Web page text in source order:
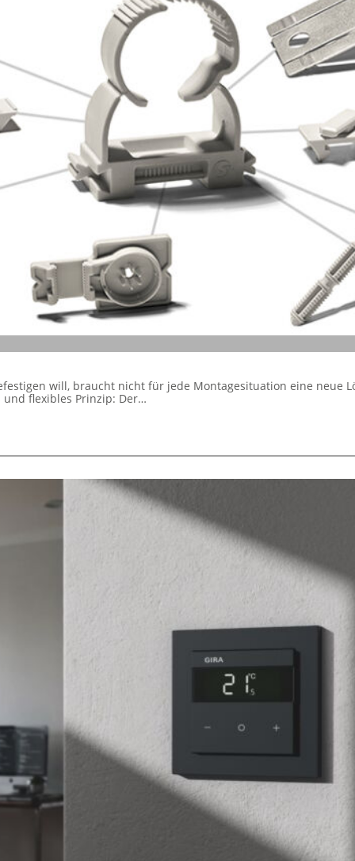
will, braucht nicht für jede Montagesituation eine neue
und flexibles Prinzip: Der…